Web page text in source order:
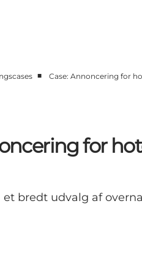
■ Case: Annoncering for
for
et bredt udvalg af